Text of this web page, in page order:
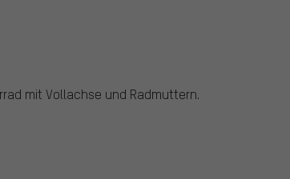
mit Vollachse und Radmuttern.